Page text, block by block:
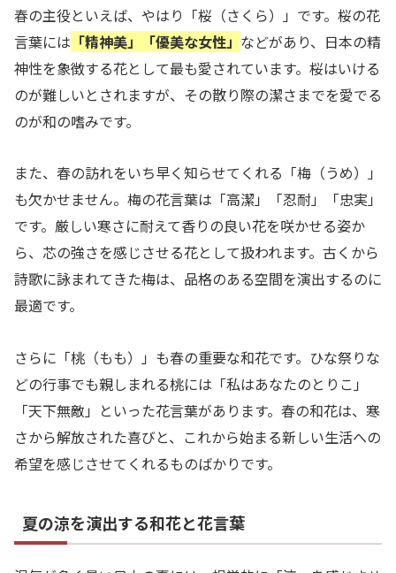
春の主役といえば、やはり「桜（さくら）」です。桜の花
言葉には 「精神美」「優美な女性」 などがあり、日本の精
神性を象徴する花として最も愛されています。桜はいける
のが難しいとされますが、その散り際の潔さまでを愛でる
のが和の嗜みです。
また、春の訪れをいち早く知らせてくれる「梅（うめ）」
も欠かせません。梅の花言葉は「高潔」「忍耐」「忠実」
です。厳しい寒さに耐えて香りの良い花を咲かせる姿か
ら、芯の強さを感じさせる花として扱われます。古くから
詩歌に詠まれてきた梅は、品格のある空間を演出するのに
最適です。
さらに「桃（もも）」も春の重要な和花です。ひな祭りな
どの行事でも親しまれる桃には「私はあなたのとりこ」
「天下無敵」といった花言葉があります。春の和花は、寒
さから解放された喜びと、これから始まる新しい生活への
希望を感じさせてくれるものばかりです。
夏の涼を演出する和花と花言葉